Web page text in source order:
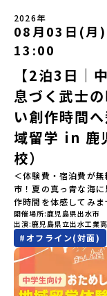
ら抽選の上、締め切
ただいたメールアド
ます。当選者は、メ
以内に回答いただき
ていただきます。当
い場合は、当選を取
あった場合は、繰り
メールアドレスの変
LINEよりご連絡をお
知メールをお受け取
「@miratabi.jp」か
します。※結果に関す
ので、ご了承くださ
限りです。PC・スマ
変更はできません。
注意ください。・宿
いただく予定です。・
レルギー対応希望には
要な場合は必ず事前
なくなった場合につ
い。やむを得ないお
「みんなでBBQディ
たちと交流＜3日目＞
ルドワーク」「3日
「ランチ/お土産タイ
空港には15：00頃に
てプログラムを変更
北海道平取町（びら
日(月祝)※参加が確
「参加者向け事前オ
加をお願いします。
空港※12：00までに
散場所・時間】7月
に新千歳空港を出発
学3年生【宿泊先】ゲ
ッド（1室2～4名）で
行代金に含まれる費用
費（2泊分）・プログ
事代※以下の費用は
復交通費・お土産代
集人数】最大10名（
者決定】お申し込み
果をご連絡いたしま
です。どんな困難な
夢を追って挑戦し続
の夢を抱いて熱中し
拓いてきた農業や漁
はない風土が存在し
ツが現在、「北海道
へと繋がっています
国内外の宇宙関連企
整備が進められてい
よる日本初のロケッ
のロケット発射場の
を集めています 今回
ンティアスピリッツ
ットまで本物の現場
につかって楽しむこ
「町のぜんぶが教科書
ているだけではありま
で「町のぜんぶが教科
や、放課後の「地域
飛び出し町の人たち
ます。そんな先輩た
2026年
08月03日(月
13:00
【2泊3日｜
息づく武士
い創作時間
域留学 in 鹿
校）
＜体験費・宿泊費が
市！夏の真っ青な海
作時間を体感してみ
る。いつか留学してみ
とひらきたい！」「も
中学生のみなさんに
約200の高校と連携し
い留学」をプチ体験
も安心！現地でもス
のフィールドは「鹿
開催場所 鹿児島県出水市
出演 鹿児島県立出水工業
#オフライン(対面)